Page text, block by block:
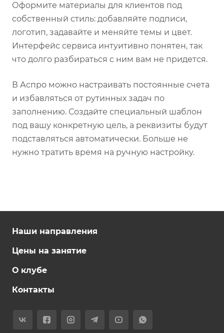
Оформите материалы для клиентов под
собственный стиль: добавляйте подписи,
логотип, задавайте и меняйте темы и цвет.
Интерфейс сервиса интуитивно понятен, так
что долго разбираться с ним вам не придется.
В Аспро можно настраивать постоянные счета
и избавляться от рутинных задач по
заполнению. Создайте специальный шаблон
под вашу конкретную цель, а реквизиты будут
подставляться автоматически. Больше не
нужно тратить время на ручную настройку.
Наши направления
Цены на занятие
О клубе
Контакты